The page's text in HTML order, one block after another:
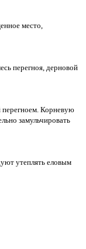
место,
перегноя, дерновой
перегноем. Корневую
замульчировать
утеплять еловым